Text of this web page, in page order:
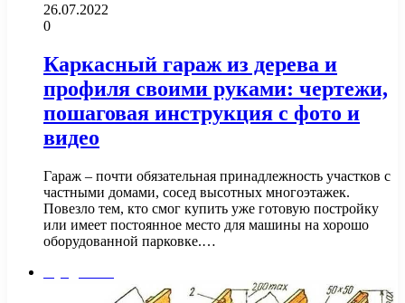
26.07.2022
0
Каркасный гараж из дерева и
профиля своими руками: чертежи,
пошаговая инструкция с фото и
видео
Гараж – почти обязательная принадлежность участков с
частными домами, сосед высотных многоэтажек.
Повезло тем, кто смог купить уже готовую постройку
или имеет постоянное место для машины на хорошо
оборудованной парковке.…